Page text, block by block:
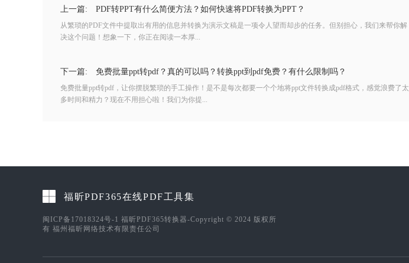
上一篇: PDF转PPT有什么简便方法？如何快速将PDF转换为PPT？
从繁琐的PDF文件中提取出有用的信息并转换为演示文稿是一项令人望而却步的任务。但别担心，我们来帮你解
决这个问题！想象一下，你正在阅读一本厚...
下一篇: 免费批量ppt转pdf？真的可以吗？转换ppt到pdf免费？有什么限制吗？
免费批量ppt转pdf，让你摆脱繁琐的手工操作！是不是每次都要一个个地将ppt文件转换成pdf格式，感觉浪费了太
多时间和精力？现在不用担心啦！我们为你提...
福昕PDF365在线PDF工具集
闽ICP备17018324号-1 福昕PDF365转换器-Copyright © 2024 版权所
有 福州福昕网络技术有限责任公司